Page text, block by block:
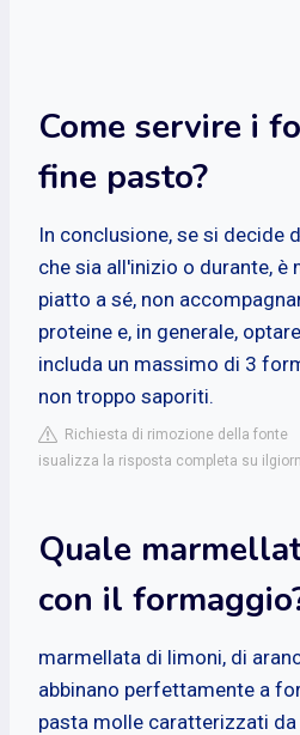
Come servire i
fine pasto?
In conclusione, se si decide
che sia all'inizio o durante, è
piatto a sé, non
proteine e, in generale,
includa un massimo di 3
non troppo saporiti.
Richiesta di rimozione della fonte
isualizza la risposta completa su
Quale
con il
marmellata di limoni, di
abbinano perfettamente a
pasta molle caratterizzati